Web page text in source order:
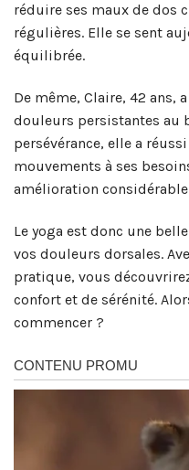
réduire ses maux de dos
régulières. Elle se sent
équilibrée.
De même, Claire, 42 ans,
douleurs persistantes au
persévérance, elle a
mouvements à ses
amélioration
Le yoga est donc une
vos douleurs dorsales.
pratique, vous
confort et de sérénité.
commencer ?